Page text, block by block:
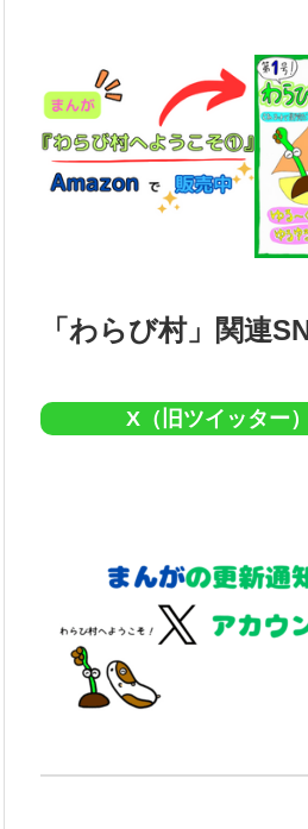
「わらび村」関連
X（旧ツイッター）